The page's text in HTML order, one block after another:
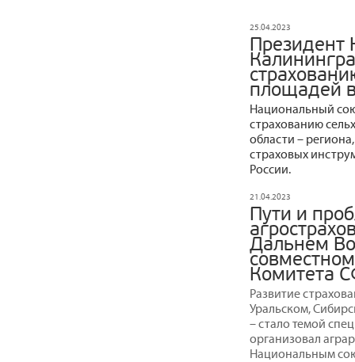
25.04.2023
площадей
Национальный
страхованию
области –
страховых
России.
21.04.2023
Пути и
Дальнем
Комитета
Развитие
Уральском,
– стало темой
организовал
Национальным